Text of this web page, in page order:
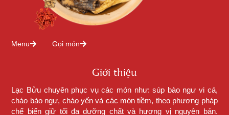
Menu Gọi món
Giới thiệu
Lạc Bửu chuyên phục vụ các món như: súp bào ngư vi cá,
cháo bào ngư, cháo yến và các món tiềm, theo phương pháp
chế biến giữ tối đa dưỡng chất và hương vị nguyên bản.